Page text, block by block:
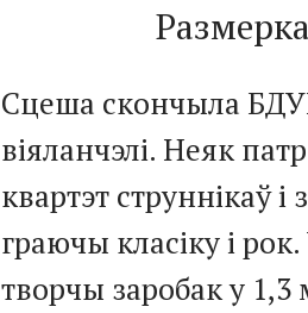
Сцеша скончыла
віяланчэлі. Неяк
квартэт струннікаў
граючы класіку і
творчы заробак у 1,3